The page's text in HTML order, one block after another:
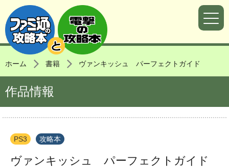
ホーム 書籍 ヴァンキッシュ パーフェクトガイド
作品情報
PS3 攻略本
ヴァンキッシュ パーフェクトガイド